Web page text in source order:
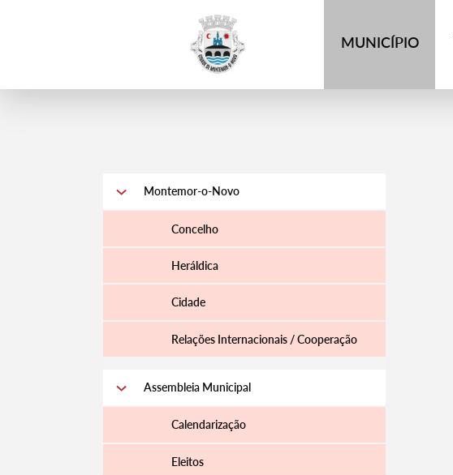
MUNICÍPIO
Montemor-o-Novo
Concelho
Heráldica
Cidade
Relações Internacionais / Cooperação
Assembleia Municipal
Calendarização
Eleitos